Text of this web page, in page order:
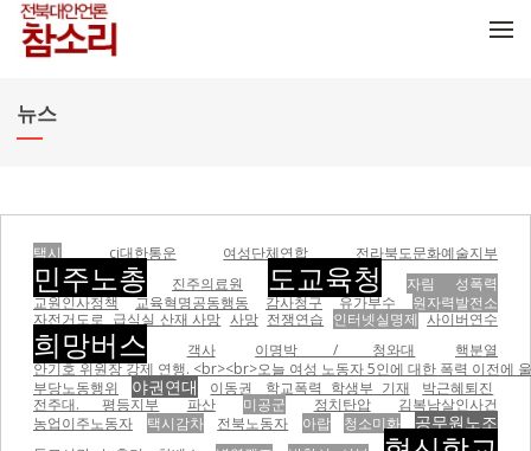
뉴스
택시 cj대한통운 여성단체연합 전라북도문화예술지부
민주노총 진주의료원 도교육청
자림 성폭력
교원인사정책
교육혁명공동행동 감사청구 유가부수
원자력발전소
자전거도로 급식실 산재 사망 사망 전쟁연습 인터넷실명제 사이버연수
희망버스 객사 이명박 / 청와대
핵분열
안기호 위원장 강제 연행. <br><br>오늘 여성 노동자 5인에 대한 폭력 이전
부당노동행위
야권연대 이동권 학교폭력 학생부 기재
박근혜퇴진
전주대. 평등지부
파산 미공군 정치탄압
김복남살인사건
농업이주노동자
택시감차 전북노동자 아랍 청소미화 공무원노조